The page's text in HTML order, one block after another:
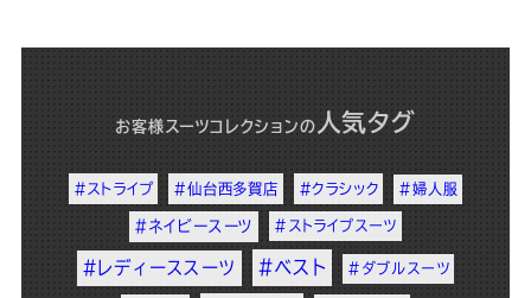
お客様スーツコレクションの 人気タグ
#ストライプ #仙台西多賀店 #クラシック #婦人服
#ネイビースーツ #ストライプスーツ
#レディーススーツ #ベスト #ダブルスーツ